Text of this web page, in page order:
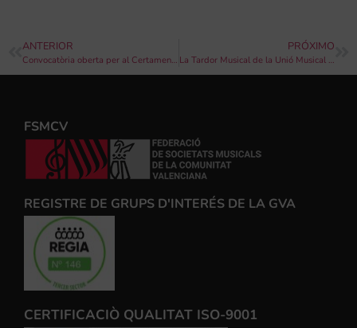
ANTERIOR
Convocatòria oberta per al Certamen de Bandes de Música de la Diputació de València 2018
PRÓXIMO
La Tardor Musical de la Unió Musical de Villar continua aquest dissabte amb un recital de piano a la Cava de Cellers El Villar
FSMCV
REGISTRE DE GRUPS D'INTERÉS DE LA GVA
CERTIFICACIÒ QUALITAT ISO-9001